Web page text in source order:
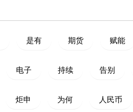
是有 期货 赋能
电子 持续 告别
炬申 为何 人民币